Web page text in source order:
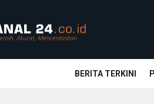
BERITA TERKINI